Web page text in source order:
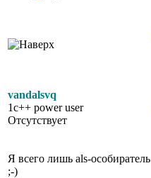
vandalsvq
1c++ power user
Отсутствует
Я всего лишь als-особиратель
;-)